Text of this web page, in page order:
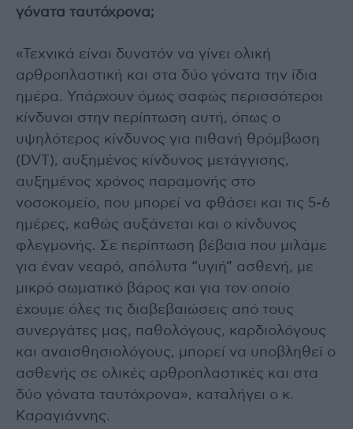
γόνατα ταυτόχρονα;
«Τεχνικά είναι δυνατόν να γίνει ολική
αρθροπλαστική και στα δύο γόνατα την ίδια
ημέρα. Υπάρχουν όμως σαφώς περισσότεροι
κίνδυνοι στην περίπτωση αυτή, όπως ο
υψηλότερος κίνδυνος για πιθανή θρόμβωση
(DVT), αυξημένος κίνδυνος μετάγγισης,
αυξημένος χρόνος παραμονής στο
νοσοκομείο, που μπορεί να φθάσει και τις 5-6
ημέρες, καθώς αυξάνεται και ο κίνδυνος
φλεγμονής. Σε περίπτωση βέβαια που μιλάμε
για έναν νεαρό, απόλυτα “υγιή” ασθενή, με
μικρό σωματικό βάρος και για τον οποίο
έχουμε όλες τις διαβεβαιώσεις από τους
συνεργάτες μας, παθολόγους, καρδιολόγους
και αναισθησιολόγους, μπορεί να υποβληθεί ο
ασθενής σε ολικές αρθροπλαστικές και στα
δύο γόνατα ταυτόχρονα», καταλήγει ο κ.
Καραγιάννης.